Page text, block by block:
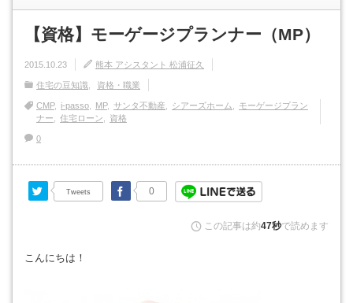
【資格】モーゲージプランナー（MP）
【資格】モーゲージプランナー（MP）
2015.10.23 熊本 アシスタント 松浦征久
住宅の豆知識 資格・職業
CMP i-passo MP サンタ不動産 シアーズホーム
モーゲージプラン
ナー
住宅ローン 資格
0
Tweets
Twitter 0
Facebook
この記事は約47秒で読めます
こんにちは！